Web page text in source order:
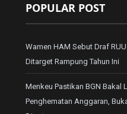
POPULAR POST
Wamen HAM Sebut Draf
Ditarget Rampung Tahun Ini
Menkeu Pastikan BGN Bakal
Penghematan Anggaran,